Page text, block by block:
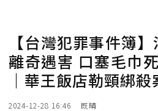
【台灣犯罪事件簿
離奇遇害 口塞毛巾
｜華王飯店勒頸綁殺
2024-12-28 16:46 既晴